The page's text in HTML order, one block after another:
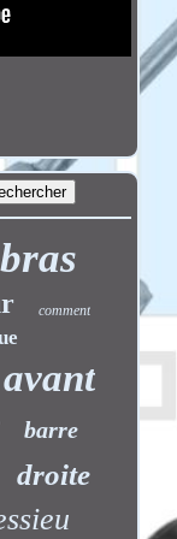
bras
comment
avant
barre
droite